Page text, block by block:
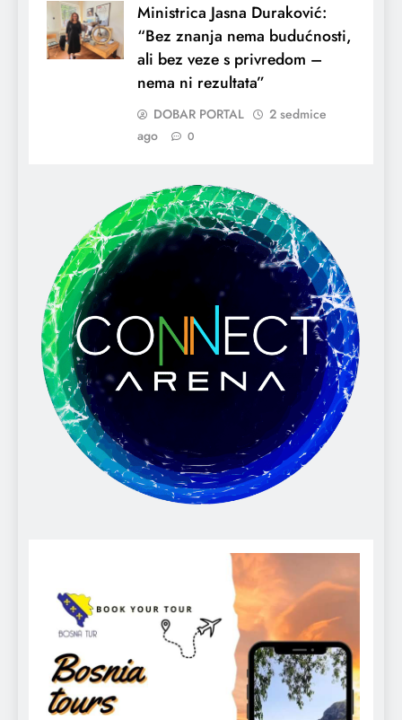
Ministrica Jasna Duraković:
“Bez znanja nema budućnosti,
ali bez veze s privredom –
nema ni rezultata”
DOBAR PORTAL
2 sedmice
ago
0